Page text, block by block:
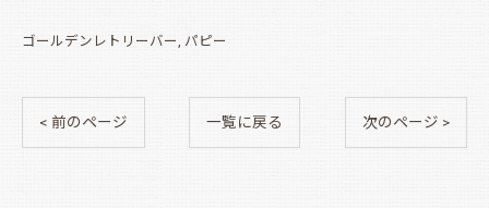
ゴールデンレトリーバー パピー
< 前のページ 一覧に戻る 次のページ >